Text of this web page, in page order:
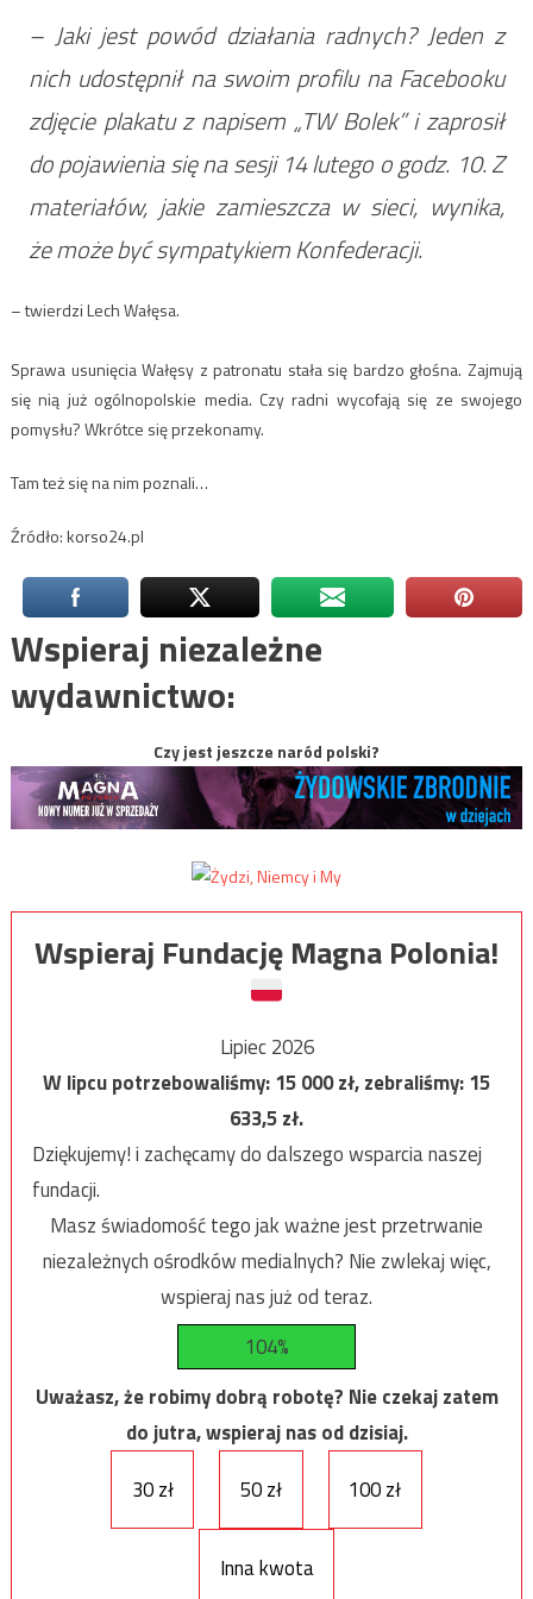
– Jaki jest powód działania radnych? Jeden z
nich udostępnił na swoim profilu na Facebooku
zdjęcie plakatu z napisem „TW Bolek” i zaprosił
do pojawienia się na sesji 14 lutego o godz. 10. Z
materiałów, jakie zamieszcza w sieci, wynika,
że może być sympatykiem Konfederacji.
– twierdzi Lech Wałęsa.
Sprawa usunięcia Wałęsy z patronatu stała się bardzo głośna. Zajmują
się nią już ogólnopolskie media. Czy radni wycofają się ze swojego
pomysłu? Wkrótce się przekonamy.
Tam też się na nim poznali…
Źródło: korso24.pl
Wspieraj niezależne
wydawnictwo:
Czy jest jeszcze naród polski?
Wspieraj Fundację Magna Polonia!
Lipiec 2026
W lipcu potrzebowaliśmy:15 000zł, zebraliśmy:15
633,5zł.
Dziękujemy! i zachęcamy do dalszego wsparcia naszej
fundacji.
Masz świadomość tego jak ważne jest przetrwanie
niezależnych ośrodków medialnych? Nie zwlekaj więc,
wspieraj nas już od teraz.
104%
Uważasz, że robimy dobrą robotę? Nie czekaj zatem
do jutra, wspieraj nas od dzisiaj.
30 zł
50 zł 100 zł
Inna kwota